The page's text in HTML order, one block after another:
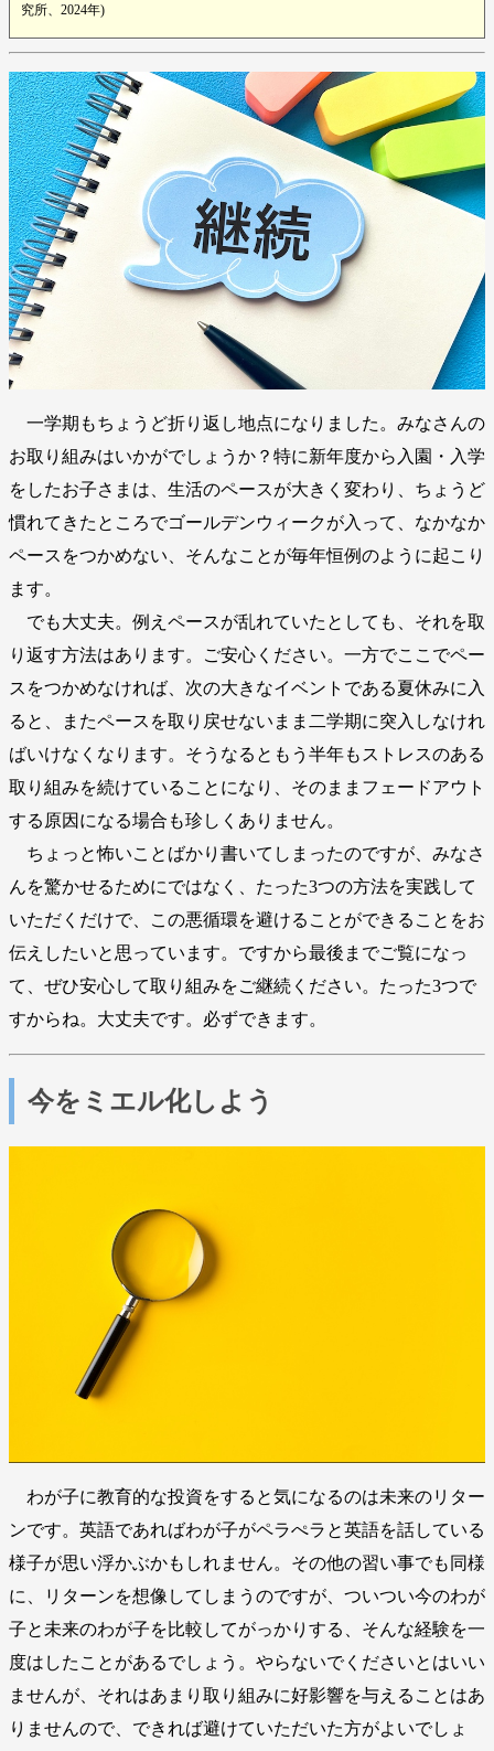
究所、2024年)
一学期もちょうど折り返し地点になりました。みなさんの
お取り組みはいかがでしょうか？特に新年度から入園・入学
をしたお子さまは、生活のペースが大きく変わり、ちょうど
慣れてきたところでゴールデンウィークが入って、なかなか
ペースをつかめない、そんなことが毎年恒例のように起こり
ます。
でも大丈夫。例えペースが乱れていたとしても、それを取
り返す方法はあります。ご安心ください。一方でここでペー
スをつかめなければ、次の大きなイベントである夏休みに入
ると、またペースを取り戻せないまま二学期に突入しなけれ
ばいけなくなります。そうなるともう半年もストレスのある
取り組みを続けていることになり、そのままフェードアウト
する原因になる場合も珍しくありません。
ちょっと怖いことばかり書いてしまったのですが、みなさ
んを驚かせるためにではなく、たった3つの方法を実践して
いただくだけで、この悪循環を避けることができることをお
伝えしたいと思っています。ですから最後までご覧になっ
て、ぜひ安心して取り組みをご継続ください。たった3つで
すからね。大丈夫です。必ずできます。
今をミエル化しよう
わが子に教育的な投資をすると気になるのは未来のリター
ンです。英語であればわが子がペラぺラと英語を話している
様子が思い浮かぶかもしれません。その他の習い事でも同様
に、リターンを想像してしまうのですが、ついつい今のわが
子と未来のわが子を比較してがっかりする、そんな経験を一
度はしたことがあるでしょう。やらないでくださいとはいい
ませんが、それはあまり取り組みに好影響を与えることはあ
りませんので、できれば避けていただいた方がよいでしょ